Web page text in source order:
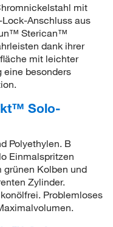
mit
Anschluss aus
Sterican™
dank ihrer
mit leichter
besonders
Solo-
Polyethylen. B
Einmalspritzen
grünen Kolben und
Zylinder.
Problemloses